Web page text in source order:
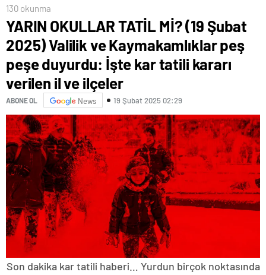
130 okunma
YARIN OKULLAR TATİL Mİ? (19 Şubat
2025) Valilik ve Kaymakamlıklar peş
peşe duyurdu: İşte kar tatili kararı
verilen il ve ilçeler
ABONE OL News 19 Şubat 2025 02:29
Son dakika kar tatili haberi… Yurdun birçok noktasında